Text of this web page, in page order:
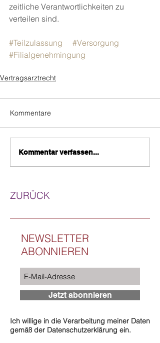
zeitliche Verantwortlichkeiten zu
verteilen sind.
#Teilzulassung
#Versorgung
#Filialgenehmingung
Vertragsarztrecht
Kommentare
Kommentar verfassen...
ZURÜCK
NEWSLETTER
ABONNIEREN
Jetzt abonnieren
Ich willige in die Verarbeitung meiner Daten
gemäß der Datenschutzerklärung ein.